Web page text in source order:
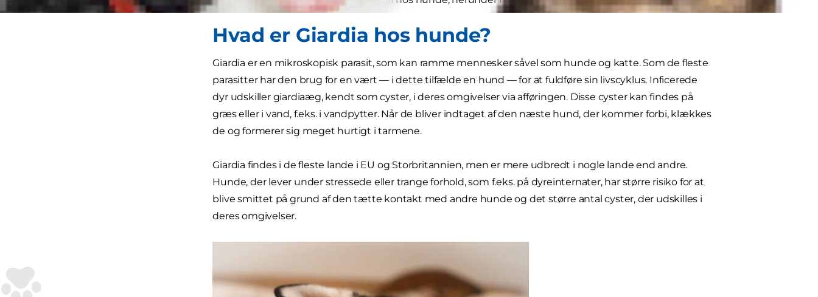
Hvad er Giardia hos hunde?
Giardia er en mikroskopisk parasit, som kan ramme mennesker såvel som hunde og katte. Som de fleste
parasitter har den brug for en vært — i dette tilfælde en hund — for at fuldføre sin livscyklus. Inficerede
dyr udskiller giardiaæg, kendt som cyster, i deres omgivelser via afføringen. Disse cyster kan findes på
græs eller i vand, f.eks. i vandpytter. Når de bliver indtaget af den næste hund, der kommer forbi, klækkes
de og formerer sig meget hurtigt i tarmene.
Giardia findes i de fleste lande i EU og Storbritannien, men er mere udbredt i nogle lande end andre.
Hunde, der lever under stressede eller trange forhold, som f.eks. på dyreinternater, har større risiko for at
blive smittet på grund af den tætte kontakt med andre hunde og det større antal cyster, der udskilles i
deres omgivelser.